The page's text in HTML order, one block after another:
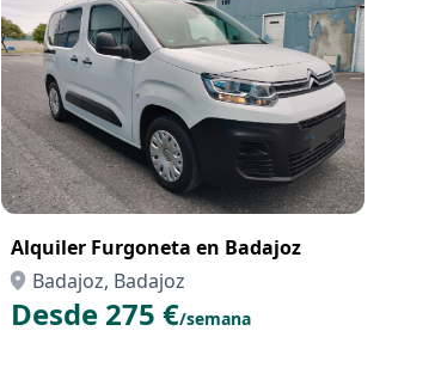
Alquiler Furgoneta en Badajoz
Badajoz, Badajoz
Desde 275 €/semana